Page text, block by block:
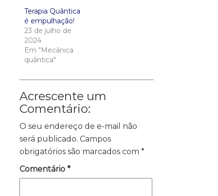
Terapia Quântica
é empulhação!
23 de julho de
2024
Em "Mecânica
quântica"
Acrescente um
Comentário:
O seu endereço de e-mail não
será publicado. Campos
obrigatórios são marcados com *
Comentário *